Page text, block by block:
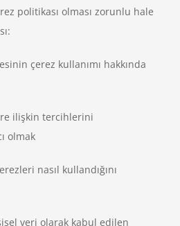
politikası olması zorunlu hale
çerez kullanımı hakkında
ilişkin tercihlerini
olmak
nasıl kullandığını
veri olarak kabul edilen